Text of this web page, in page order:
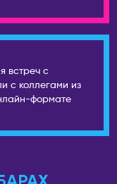
встреч с
с коллегами из
формате